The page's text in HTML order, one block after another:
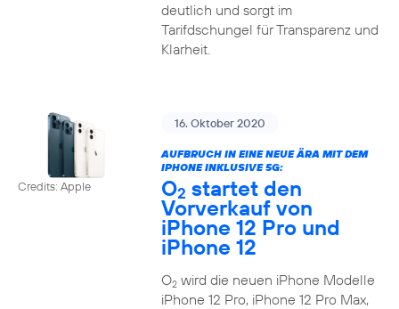
deutlich und sorgt im
Tarifdschungel für Transparenz und
Klarheit.
Credits: Apple
16. Oktober 2020
AUFBRUCH IN EINE NEUE ÄRA MIT DEM
IPHONE INKLUSIVE 5G:
O2 startet den
Vorverkauf von
iPhone 12 Pro und
iPhone 12
O2wird die neuen iPhone Modelle
iPhone 12 Pro, iPhone 12 Pro Max,